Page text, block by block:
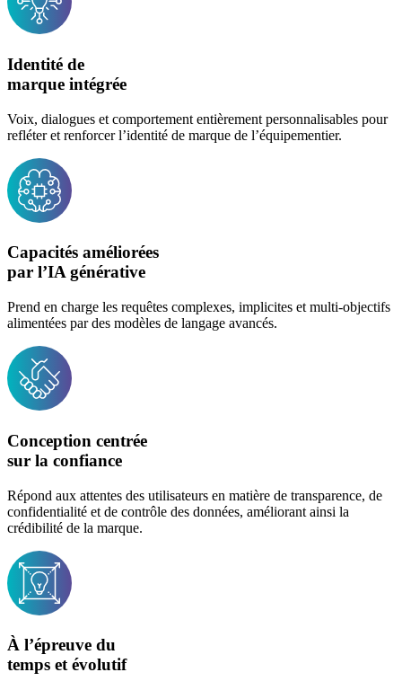
Identité de
marque intégrée
Voix, dialogues et comportement entièrement personnalisables pour
refléter et renforcer l’identité de marque de l’équipementier.
Capacités améliorées
par l’IA générative
Prend en charge les requêtes complexes, implicites et multi-objectifs
alimentées par des modèles de langage avancés.
Conception centrée
sur la confiance
Répond aux attentes des utilisateurs en matière de transparence, de
confidentialité et de contrôle des données, améliorant ainsi la
crédibilité de la marque.
À l’épreuve du
temps et évolutif